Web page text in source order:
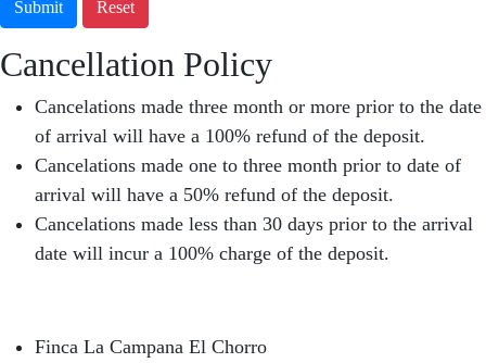
Submit Reset
Cancellation Policy
Cancelations made three month or more prior to the date
of arrival will have a 100% refund of the deposit.
Cancelations made one to three month prior to date of
arrival will have a 50% refund of the deposit.
Cancelations made less than 30 days prior to the arrival
date will incur a 100% charge of the deposit.
Finca La Campana El Chorro